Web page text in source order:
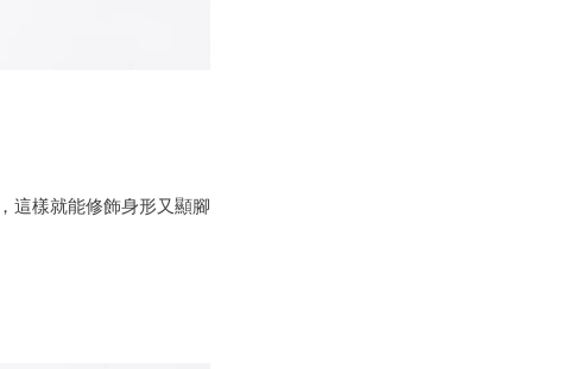
這樣就能修飾身形又顯腳